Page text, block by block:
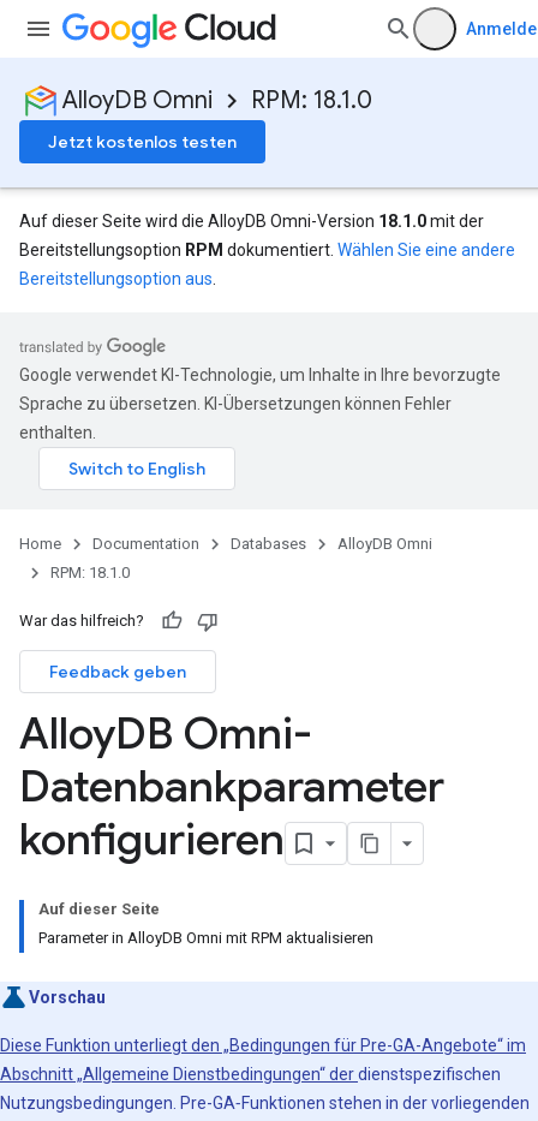
AlloyDB Omni RPM: 18.1.0
Jetzt kostenlos testen
Auf dieser Seite wird die AlloyDB Omni-Version 18.1.0mit der
Bereitstellungsoption RPM dokumentiert. Wählen Sie eine andere
Bereitstellungsoption aus
Google verwendet KI-Technologie, um Inhalte in Ihre bevorzugte
Sprache zu übersetzen. KI-Übersetzungen können Fehler
enthalten.
Home Documentation Databases
AlloyDB Omni
RPM: 18.1.0
War das hilfreich?
Feedback geben
AlloyDB Omni-
Datenbankparameter
konfigurieren
Auf dieser Seite
Parameter in AlloyDB Omni mit RPM aktualisieren
Vorschau
Diese Funktion unterliegt den „Bedingungen für Pre-GA-Angebote“ im
Abschnitt „Allgemeine Dienstbedingungen“ derdienstspezifischen
Nutzungsbedingungen. Pre-GA‑Funktionen stehen in der vorliegenden